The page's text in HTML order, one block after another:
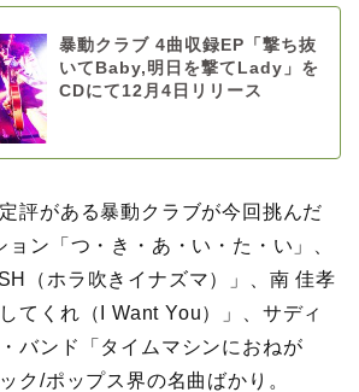
暴動クラブ 4曲収録EP「撃ち抜
いてBaby,明日を撃てLady」を
CDにて12月4日リリース
評がある暴動クラブが今回挑んだ
ン「つ・き・あ・い・た・い」、
（ホラ吹きイナズマ）」、南 佳孝
てくれ（I Want You）」、サディ
バンド「タイムマシンにおねが
ク/ポップス界の名曲ばかり。